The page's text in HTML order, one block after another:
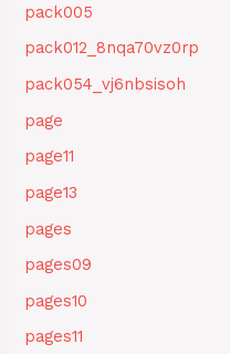
pack005
pack012_8nqa70vz0rp
pack054_vj6nbsisoh
page
page11
page13
pages
pages09
pages10
pages11